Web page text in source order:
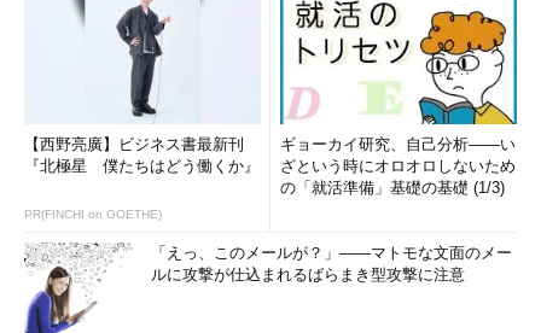
【西野亮廣】ビジネス書最新刊
『北極星 僕たちはどう働くか』
PR(FINCHI on GOETHE)
ギョーカイ研究、自己分析――い
ざという時にオロオロしないため
の「就活準備」基礎の基礎 (1/3)
「えっ、このメールが？」――マトモな文面のメー
ルに攻撃が仕込まれるばらまき型攻撃に注意